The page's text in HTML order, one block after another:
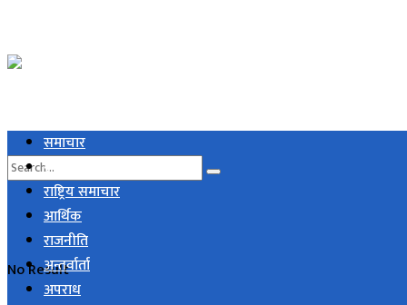
No Result
समाचार
स्थानिय समाचार
राष्ट्रिय समाचार
आर्थिक
राजनीति
अन्तर्वार्ता
अपराध